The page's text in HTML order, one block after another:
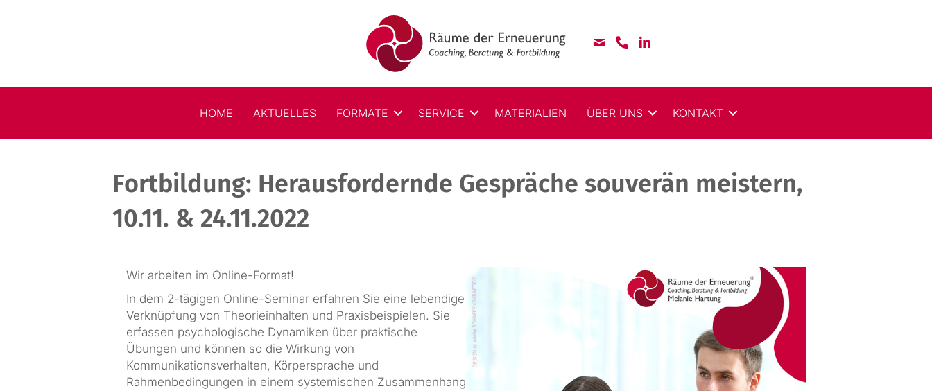
HOME AKTUELLES FORMATE SERVICE MATERIALIEN ÜBER UNS KONTAKT
Fortbildung: Heraus­fordernde Gespräche souverän meistern,
10.11. & 24.11.2022
Wir arbeiten im Online-Format!
In dem 2-tägigen Online-Seminar erfahren Sie eine lebendige
Verknüpfung von Theorieinhalten und Praxisbeispielen. Sie
erfassen psychologische Dynamiken über praktische
Übungen und können so die Wirkung von
Kommunikationsverhalten, Körpersprache und
Rahmenbedingungen in einem systemischen Zusammenhang